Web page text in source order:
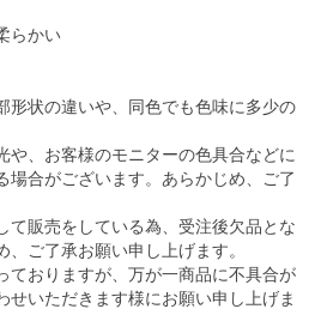
らかい
形状の違いや、同色でも色味に多少の
や、お客様のモニターの色具合などに
場合がございます。あらかじめ、ご了
て販売をしている為、受注後欠品とな
、ご了承お願い申し上げます。
ておりますが、万が一商品に不具合が
せいただきます様にお願い申し上げま